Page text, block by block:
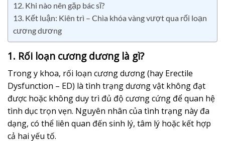
12. Khi nào nên gặp bác sĩ?
13. Kết luận: Kiên trì – Chìa khóa vàng vượt qua rối loạn
cương dương
1. Rối loạn cương dương là gì?
Trong y khoa, rối loạn cương dương (hay Erectile
Dysfunction – ED) là tình trạng dương vật không đạt
được hoặc không duy trì đủ độ cương cứng để quan hệ
tình dục trọn vẹn. Nguyên nhân của tình trạng này đa
dạng, có thể liên quan đến sinh lý, tâm lý hoặc kết hợp
cả hai yếu tố.